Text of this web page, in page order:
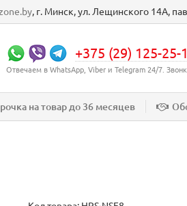
, г. Минск, ул. Лещинского 14А,
+375 (29) 125-25-
Отвечаем в WhatsApp, Viber и Telegram 24/7.
на товар до 36 месяцев